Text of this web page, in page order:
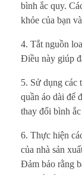
bình ắc quy.
khỏe của bạn
4. Tắt nguồn
Điều này giúp
5. Sử dụng các
quần áo dài để
thay đổi bình
6. Thực hiện
của nhà sản
Đảm bảo rằng